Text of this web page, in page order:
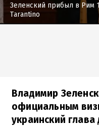
Зеленский прибыл в Рим
Tarantino
Владимир
официальным
украинский